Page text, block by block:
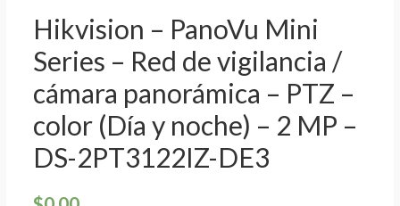
Hikvision – PanoVu Mini
Series – Red de vigilancia /
cámara panorámica – PTZ –
color (Día y noche) – 2 MP –
DS-2PT3122IZ-DE3